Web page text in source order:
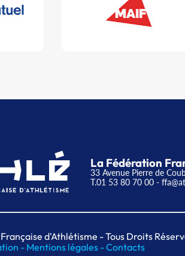
La Fédération
33 Avenue Pierre de
T.01 53 80 70 00 -
d'Athlétisme - Tous Droits
-Mentions légales -Contacts